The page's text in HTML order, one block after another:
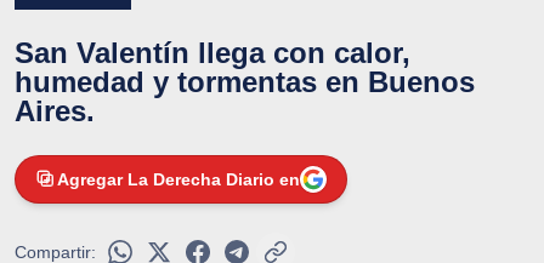
San Valentín llega con calor,
humedad y tormentas en Buenos
Aires.
Agregar La Derecha Diario en
Compartir: